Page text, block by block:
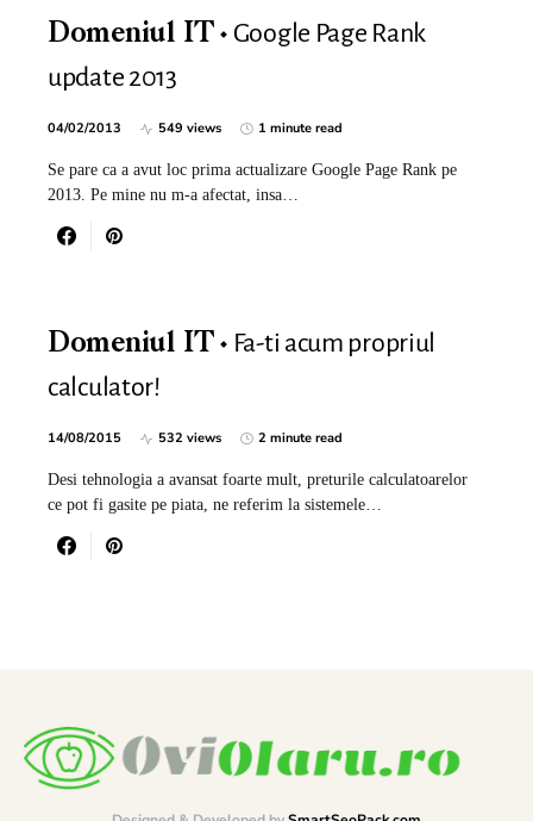
Domeniul IT
Google Page Rank
update 2013
04/02/2013 549 views 1 minute read
Se pare ca a avut loc prima actualizare Google Page Rank pe
2013. Pe mine nu m-a afectat, insa…
Domeniul IT
Fa-ti acum propriul
calculator!
14/08/2015 532 views 2 minute read
Desi tehnologia a avansat foarte mult, preturile calculatoarelor
ce pot fi gasite pe piata, ne referim la sistemele…